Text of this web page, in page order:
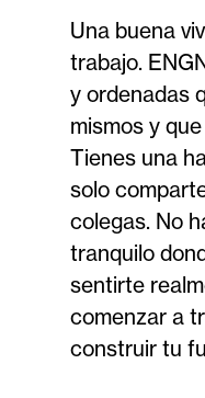
Una buena
trabajo.
y ordenadas
mismos y
Tienes una
solo
colegas. No
tranquilo
sentirte
comenzar a
construir tu